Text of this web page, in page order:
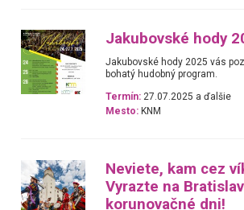
Jakubovské hody
Jakubovské hody 2025 vás
bohatý hudobný program.
Termín: 27.07.2025 a ďalšie
Mesto: KNM
Neviete, kam cez
Vyrazte na
korunovačné dni!